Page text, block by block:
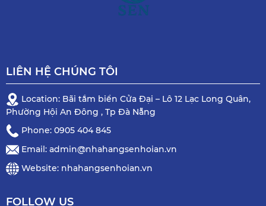
LIÊN HỆ CHÚNG TÔI
Location: Bãi tắm biển Cửa Đại – Lô 12 Lạc Long Quân,
Phường Hội An Đông , Tp Đà Nẵng
Phone: 0905 404 845
Email: admin@nhahangsenhoian.vn
Website: nhahangsenhoian.vn
FOLLOW US